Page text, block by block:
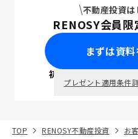
不動産投資
RENOSY会員限
まずは資
初回面談で
プレゼント適用条件
TOP RENOSY不動産投資
お